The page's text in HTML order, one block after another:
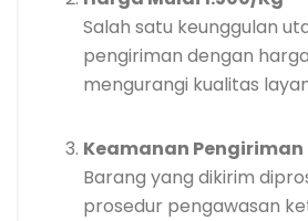
Salah satu keunggulan
pengiriman dengan
mengurangi kualitas
Keamanan
Barang yang dikirim
prosedur pengawasan